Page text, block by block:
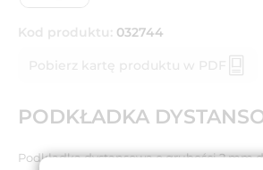
Kod produktu: 032744
Pobierz kartę produktu w PDF
PODKŁADKA
Podkładka dystansowa o grubości 2 mm